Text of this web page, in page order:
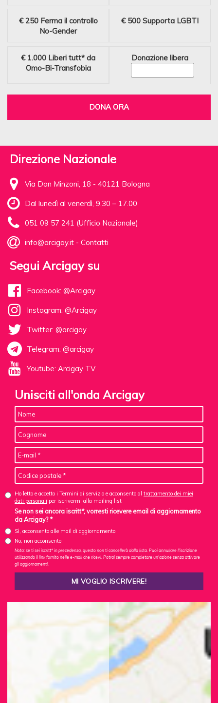
€ 250 Ferma il controllo
No-Gender
€ 500 Supporta LGBTI
€ 1.000 Liberi tutt* da
Omo-Bi-Transfobia
Donazione libera
DONA ORA
Direzione Nazionale
Via Don Minzoni, 18 - 40121 Bologna
Dal lunedì al venerdì, 9.30 – 17.00
051 09 57 241 (Ufficio Nazionale)
info@arcigay.it - Contatti
Segui Arcigay su
Facebook: @Arcigay
Instagram: @Arcigay
Twitter: @arcigay
Telegram: @arcigay
Youtube: Arcigay TV
Unisciti all'onda Arcigay
Ho letto e accetto i Termini di servizio e acconsento al trattamento dei miei
dati personali per iscrivermi alla mailing list
Se non sei ancora iscritt*, vorresti ricevere email di aggiornamento
da Arcigay? *
Sì, acconsento alle mail di aggiornamento
No, non acconsento
Nota: se ti sei iscritt* in precedenza, questo non ti cancellerà dalla lista. Puoi annullare l'iscrizione
utilizzando il link fornito nelle e-mail che ricevi. Potrai sempre completare un'azione senza attivare
gli aggiornamenti.